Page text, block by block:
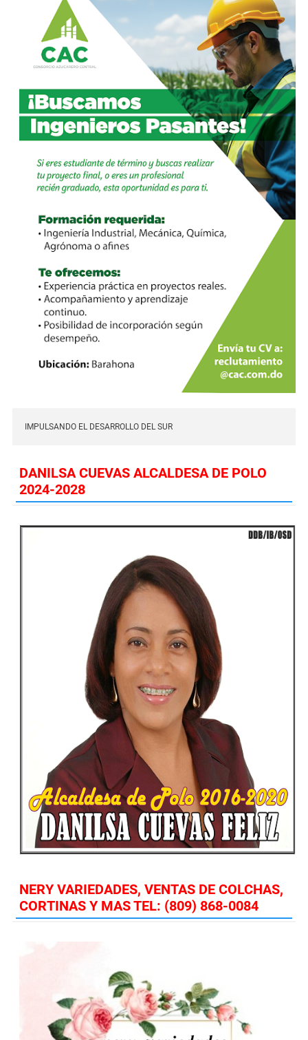
IMPULSANDO EL DESARROLLO DEL SUR
DANILSA CUEVAS ALCALDESA DE POLO
2024-2028
NERY VARIEDADES, VENTAS DE COLCHAS,
CORTINAS Y MAS TEL: (809) 868-0084